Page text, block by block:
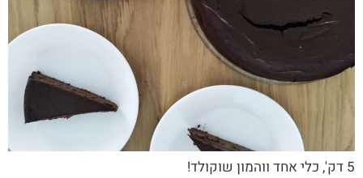
5 דק', כלי אחד ווהמון שוקולד!